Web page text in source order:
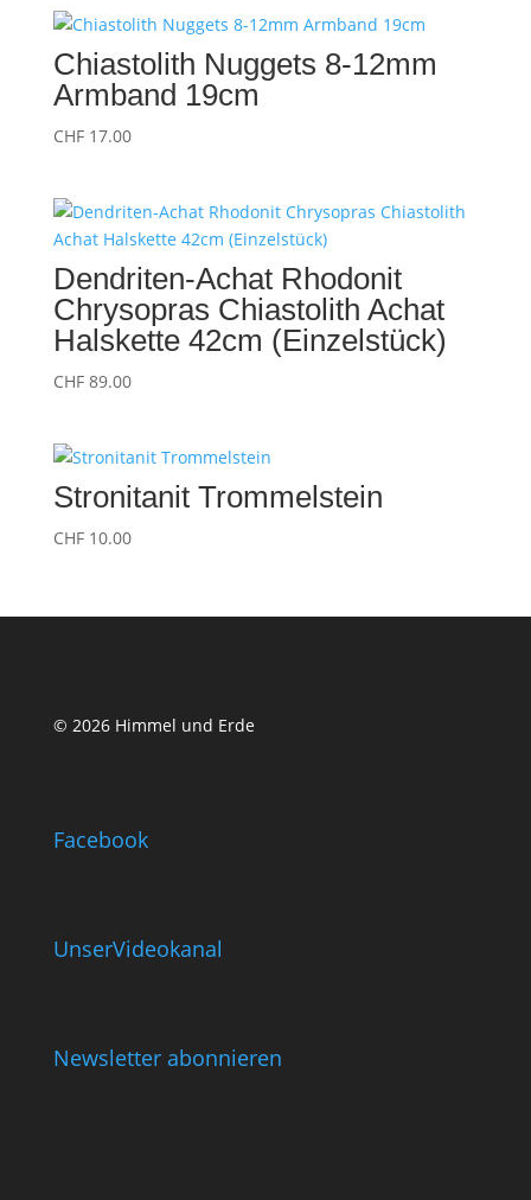
Chiastolith Nuggets 8-12mm
Armband 19cm
CHF17.00
Dendriten-Achat Rhodonit
Chrysopras Chiastolith Achat
Halskette 42cm (Einzelstück)
CHF89.00
Stronitanit Trommelstein
CHF10.00
© 2026 Himmel und Erde
Facebook
UnserVideokanal
Newsletter abonnieren